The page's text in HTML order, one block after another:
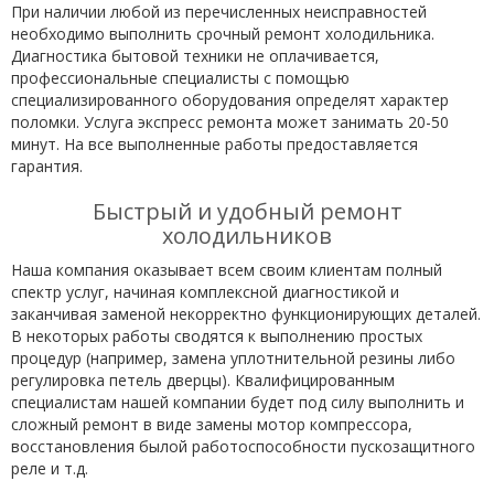
При наличии любой из перечисленных неисправностей
необходимо выполнить срочный ремонт холодильника.
Диагностика бытовой техники не оплачивается,
профессиональные специалисты с помощью
специализированного оборудования определят характер
поломки. Услуга экспресс ремонта может занимать 20-50
минут. На все выполненные работы предоставляется
гарантия.
Быстрый и удобный ремонт
холодильников
Наша компания оказывает всем своим клиентам полный
спектр услуг, начиная комплексной диагностикой и
заканчивая заменой некорректно функционирующих деталей.
В некоторых работы сводятся к выполнению простых
процедур (например, замена уплотнительной резины либо
регулировка петель дверцы). Квалифицированным
специалистам нашей компании будет под силу выполнить и
сложный ремонт в виде замены мотор компрессора,
восстановления былой работоспособности пускозащитного
реле и т.д.